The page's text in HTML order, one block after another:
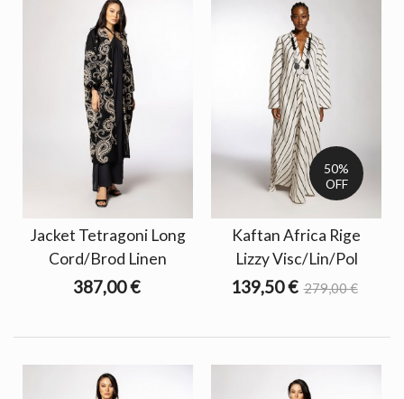
Jacket Tetragoni Long
Cord/Brod Linen
387,00 €
50%
OFF
Kaftan Africa Rige
Lizzy Visc/Lin/Pol
139,50 € 279,00 €